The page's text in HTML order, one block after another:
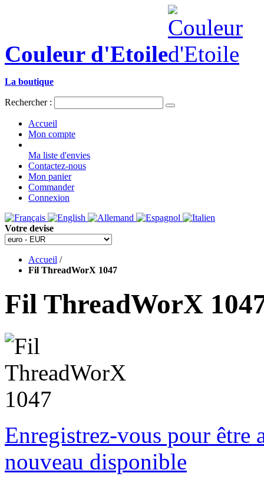
Couleur d'Etoile
La boutique
Rechercher :
Accueil
Mon compte
Ma liste d'envies
Contactez-nous
Mon panier
Commander
Connexion
Votre devise
Accueil /
Fil ThreadWorX 1047
Fil ThreadWorX
Enregistrez-vous pour être
nouveau disponible